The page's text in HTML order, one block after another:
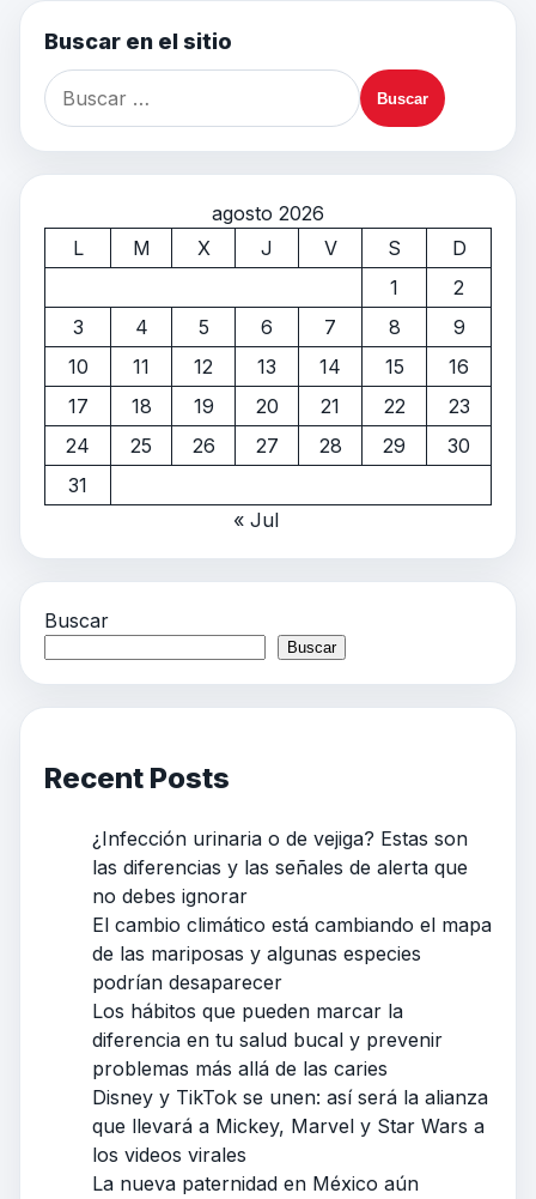
Buscar en el sitio
agosto 2026
L
M X J V S
D
1
2
3
4 5 6 7 8
9
10
11 12 13 14 15
16
17
18 19 20 21 22
23
24
25 26 27 28 29
30
31
« Jul
Buscar
Buscar
Recent Posts
¿Infección urinaria o de vejiga? Estas son
las diferencias y las señales de alerta que
no debes ignorar
El cambio climático está cambiando el mapa
de las mariposas y algunas especies
podrían desaparecer
Los hábitos que pueden marcar la
diferencia en tu salud bucal y prevenir
problemas más allá de las caries
Disney y TikTok se unen: así será la alianza
que llevará a Mickey, Marvel y Star Wars a
los videos virales
La nueva paternidad en México aún